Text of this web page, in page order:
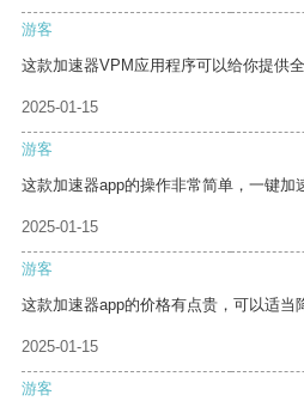
游客
这款加速器VPM应用程序可以给你提供
2025-01-15
游客
这款加速器app的操作非常简单，一键加
2025-01-15
游客
这款加速器app的价格有点贵，可以适当
2025-01-15
游客